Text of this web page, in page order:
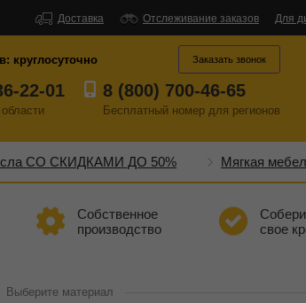
Доставка Отслеживание заказов Для
круглосуточно
22-01 8 (800) 700-46-65
Бесплатный номер для регионов
Заказать звонок
СО СКИДКАМИ ДО 50% Мягкая
Собственное
производство
Собери
свое
Выберите материал